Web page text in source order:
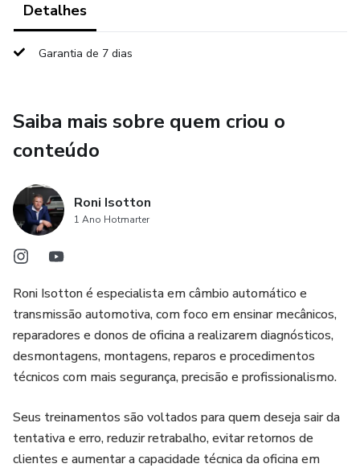
tipos e evolução das transmissões automáticas, com foco
embreagem) e AT (automáticas tradicionais).
componentes principais como conversor de torque,
planetários, embreagens e comandos eletrônicos, além do
entendimento de como esses sistemas trabalham de
forma integrada para proporcionar uma condução eficiente
e confortável.
Diagnóstico e Solução de Problemas: Técnicas para
identificar falhas em sistemas automáticos, utilizando
ferramentas de diagnóstico avançadas e métodos de
análise.
Manutenção Preventiva e Corretiva: Processos de
manutenção, desde a troca de fluido e filtros até a
substituição de componentes internos da transmissão.
Detalhes
Garantia de 7 dias
Saiba mais sobre quem criou o
conteúdo
Roni Isotton
1 Ano Hotmarter
Roni Isotton é especialista em câmbio automático e
transmissão automotiva, com foco em ensinar mecânicos,
reparadores e donos de oficina a realizarem diagnósticos,
desmontagens, montagens, reparos e procedimentos
técnicos com mais segurança, precisão e profissionalismo.
Seus treinamentos são voltados para quem deseja sair da
tentativa e erro, reduzir retrabalho, evitar retornos de
clientes e aumentar a capacidade técnica da oficina em